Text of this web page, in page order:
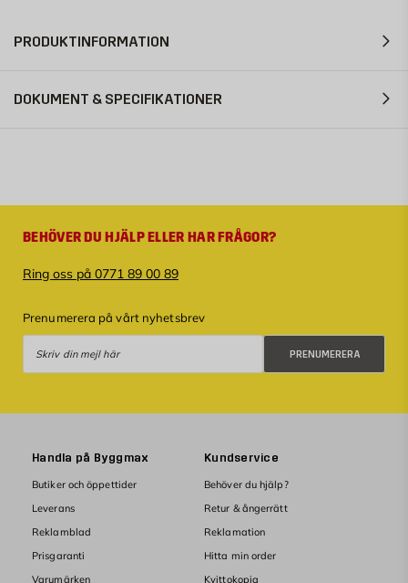
PRODUKTINFORMATION
DOKUMENT & SPECIFIKATIONER
BEHÖVER DU HJÄLP ELLER HAR FRÅGOR?
Ring oss på 0771 89 00 89
Prenumerera på vårt nyhetsbrev
PRENUMERERA
Handla på Byggmax
Butiker och öppettider
Leverans
Reklamblad
Prisgaranti
Varumärken
Kundservice
Behöver du hjälp?
Retur & ångerrätt
Reklamation
Hitta min order
Kvittokopia